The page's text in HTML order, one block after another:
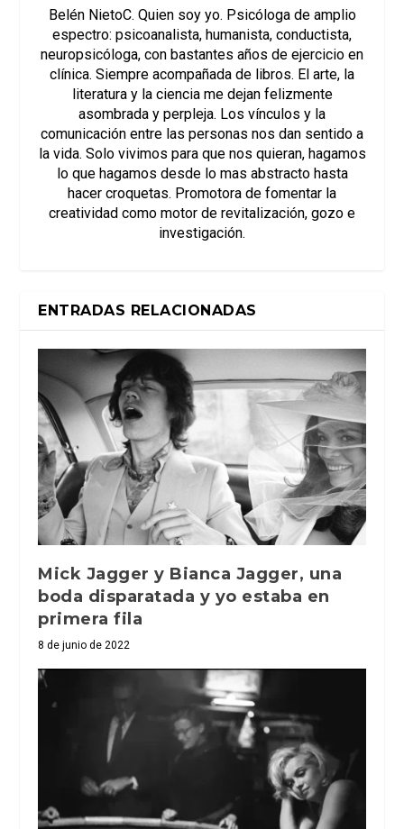
Belén NietoC. Quien soy yo. Psicóloga de amplio
espectro: psicoanalista, humanista, conductista,
neuropsicóloga, con bastantes años de ejercicio en
clínica. Siempre acompañada de libros. El arte, la
literatura y la ciencia me dejan felizmente
asombrada y perpleja. Los vínculos y la
comunicación entre las personas nos dan sentido a
la vida. Solo vivimos para que nos quieran, hagamos
lo que hagamos desde lo mas abstracto hasta
hacer croquetas. Promotora de fomentar la
creatividad como motor de revitalización, gozo e
investigación.
ENTRADAS RELACIONADAS
Mick Jagger y Bianca Jagger, una
boda disparatada y yo estaba en
primera fila
8 de junio de 2022